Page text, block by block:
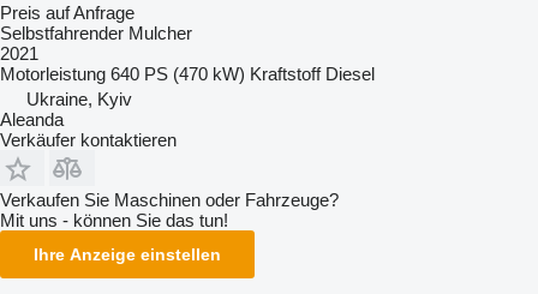
Preis auf Anfrage
Selbstfahrender Mulcher
2021
Motorleistung 640 PS (470 kW) Kraftstoff Diesel
Ukraine, Kyiv
Aleanda
Verkäufer kontaktieren
Verkaufen Sie Maschinen oder Fahrzeuge?
Mit uns - können Sie das tun!
Ihre Anzeige einstellen